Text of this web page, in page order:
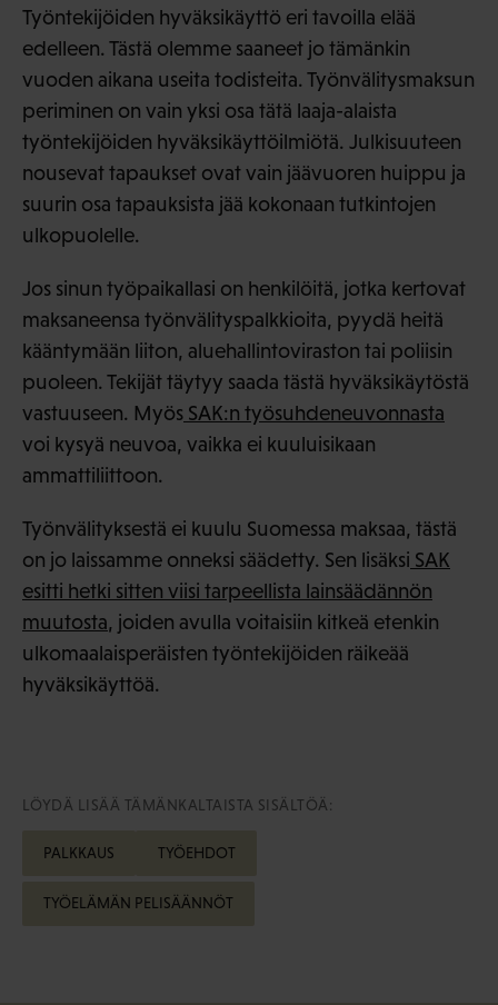
Työntekijöiden hyväksikäyttö eri tavoilla elää
edelleen. Tästä olemme saaneet jo tämänkin
vuoden aikana useita todisteita. Työnvälitysmaksun
periminen on vain yksi osa tätä laaja-alaista
työntekijöiden hyväksikäyttöilmiötä. Julkisuuteen
nousevat tapaukset ovat vain jäävuoren huippu ja
suurin osa tapauksista jää kokonaan tutkintojen
ulkopuolelle.
Jos sinun työpaikallasi on henkilöitä, jotka kertovat
maksaneensa työnvälityspalkkioita, pyydä heitä
kääntymään liiton, aluehallintoviraston tai poliisin
puoleen. Tekijät täytyy saada tästä hyväksikäytöstä
vastuuseen. Myös SAK:n työsuhdeneuvonnasta
voi kysyä neuvoa, vaikka ei kuuluisikaan
ammattiliittoon.
Työnvälityksestä ei kuulu Suomessa maksaa, tästä
on jo laissamme onneksi säädetty. Sen lisäksi SAK
esitti hetki sitten viisi tarpeellista lainsäädännön
muutosta, joiden avulla voitaisiin kitkeä etenkin
ulkomaalaisperäisten työntekijöiden räikeää
hyväksikäyttöä.
LÖYDÄ LISÄÄ TÄMÄNKALTAISTA SISÄLTÖÄ:
PALKKAUS TYÖEHDOT
TYÖELÄMÄN PELISÄÄNNÖT